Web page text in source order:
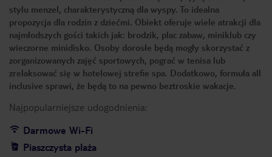
stylu menzel, charakterystyczną dla wyspy. To idealna
propozycja dla rodzin z dziećmi. Obiekt oferuje wiele atrakcji dla
najmłodszych gości takich jak: brodzik, plac zabaw, miniklub czy
wieczorne minidisko. Osoby dorosłe będą mogły skorzystać z
zorganizowanych zajęć sportowych, pograć w tenisa lub
zrelaksować się w hotelowej strefie spa. Dodatkowo, formuła all
inclusive sprawi, że będą to na pewno beztroskie wakacje.
Najpopularniejsze udogodnienia:
Darmowe Wi-Fi
Piaszczysta plaża